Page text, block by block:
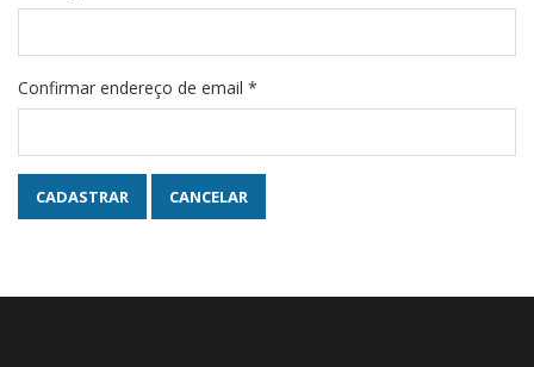
Confirmar endereço de email *
CADASTRAR CANCELAR